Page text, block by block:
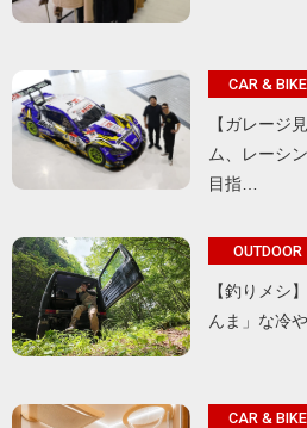
CAR & BIKE
【ガレージ
ム、レーシ
目指…
OUTDOOR
【釣りメシ
んま」な冷
CAR & BIKE